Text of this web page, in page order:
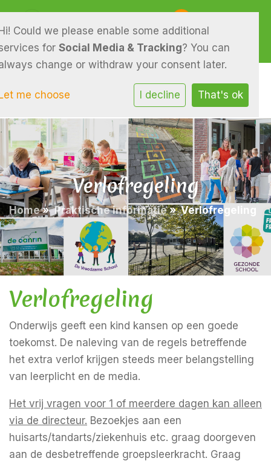
E-mailadres
Verlofregeling
Home» Praktische informatie» Verlofregeling
Verlofregeling
Onderwijs geeft een kind kansen op een goede
toekomst. De naleving van de regels betreffende
het extra verlof krijgen steeds meer belangstelling
van leerplicht en de media.
Het vrij vragen voor 1 of meerdere dagen kan alleen
via de directeur. Bezoekjes aan een
huisarts/tandarts/ziekenhuis etc. graag doorgeven
aan de desbetreffende groepsleerkracht. Graag
Could we please enable some additional
for Social Media & Tracking? You can
change or withdraw your consent later.
me choose I decline That's ok